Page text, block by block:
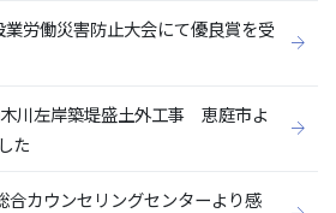
労働災害防止大会にて優良賞を受
川左岸築堤盛土外工事 恵庭市よ
た
合カウンセリングセンターより感